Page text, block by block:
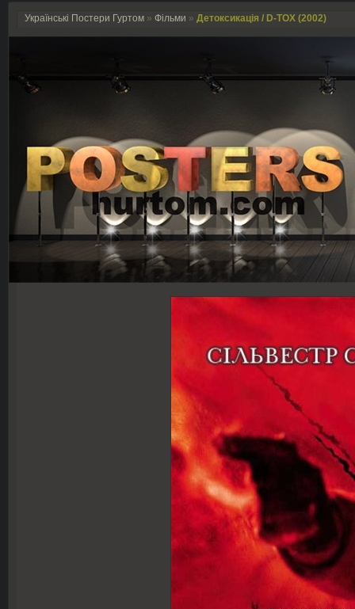
Українські Постери Гуртом » Фільми » Детоксикація / D-TOX (2002)